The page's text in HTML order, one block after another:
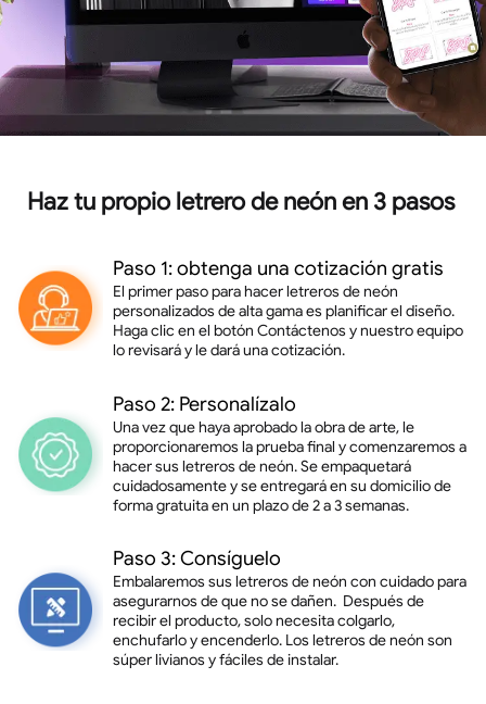
Haz tu propio letrero de neón en 3 pasos
Paso 1: obtenga una cotización gratis
El primer paso para hacer letreros de neón
personalizados de alta gama es planificar el diseño.
Haga clic en el botón Contáctenos y nuestro equipo
lo revisará y le dará una cotización.
Paso 2: Personalízalo
Una vez que haya aprobado la obra de arte, le
proporcionaremos la prueba final y comenzaremos a
hacer sus letreros de neón. Se empaquetará
cuidadosamente y se entregará en su domicilio de
forma gratuita en un plazo de 2 a 3 semanas.
Paso 3: Consíguelo
Embalaremos sus letreros de neón con cuidado para
asegurarnos de que no se dañen. Después de
recibir el producto, solo necesita colgarlo,
enchufarlo y encenderlo. Los letreros de neón son
súper livianos y fáciles de instalar.